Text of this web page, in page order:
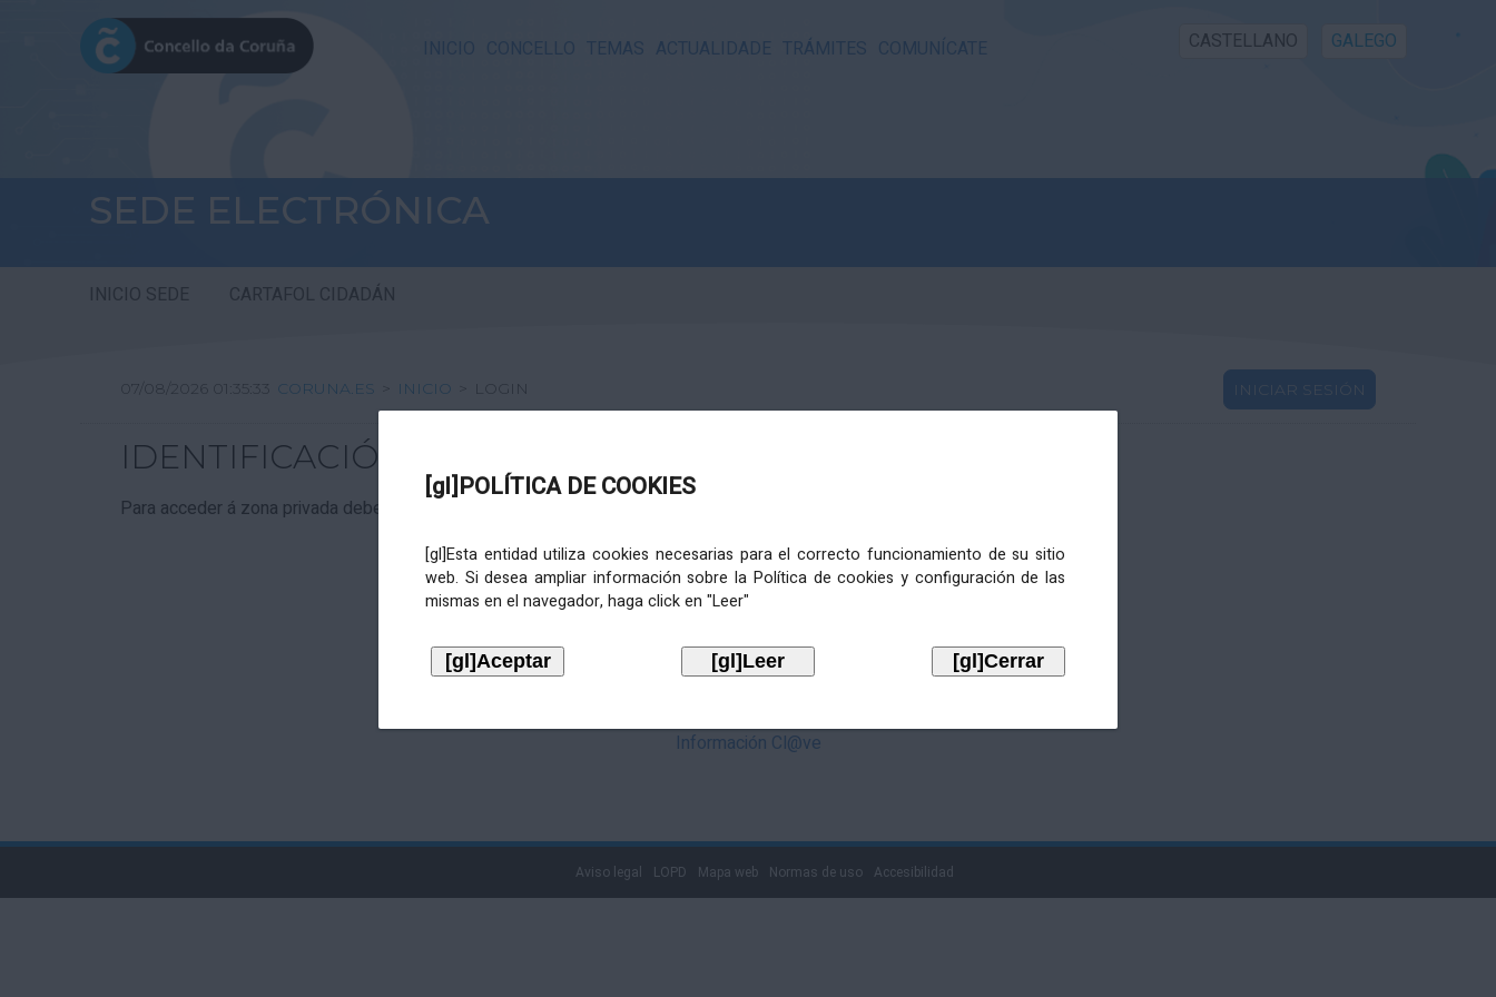
INICIO CONCELLO TEMAS ACTUALIDADE TRÁMITES COMUNÍCATE CASTELLANO GALEGO
SEDE ELECTRÓNICA
INICIO SEDE CARTAFOL CIDADÁN
[gl]POLÍTICA DE COOKIES
[gl]Esta entidad utiliza cookies necesarias para el correcto funcionamiento de su sitio
web. Si desea ampliar información sobre la Política de cookies y configuración de las
mismas en el navegador, haga click en "Leer"
07/08/2026 01:35:33 CORUNA.ES > INICIO > LOGIN INICIAR SESIÓN
IDENTIFICACIÓN
Para acceder á zona privada debe identificarse mediante Cl@ve. Pulse no logotipo
Información Cl@ve
Aviso legal LOPD Mapa web Normas de uso Accesibilidad